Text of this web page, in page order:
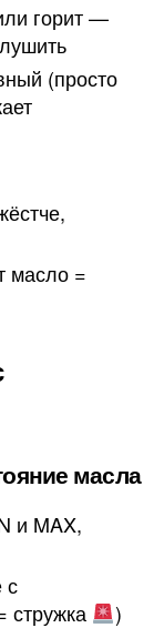
горит —
(просто
масло =
масла
и MAX,
с
стружка
)